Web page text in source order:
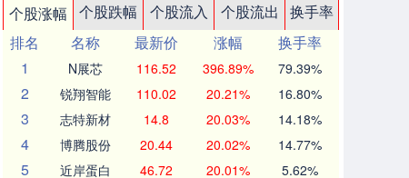
个股涨幅 个股跌幅 个股流入 个股流出
换手率
排名
名称 最新价 涨幅
换手率
1
N展芯 116.52 396.89% 79.39%
2 锐翔智能 110.02 20.21% 16.80%
3 志特新材 14.8 20.03% 14.18%
4 博腾股份 20.44 20.02% 14.77%
5 近岸蛋白 46.72 20.01% 5.62%